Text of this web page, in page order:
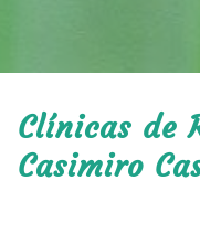
Clínicas de
Casimiro